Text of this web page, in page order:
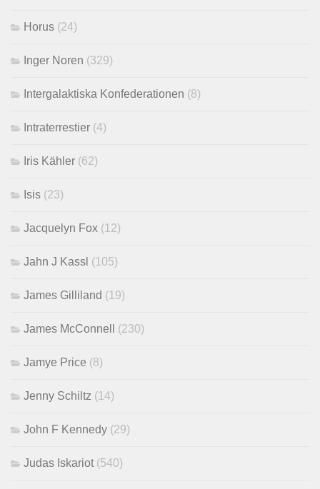
Horus (24)
Inger Noren (329)
Intergalaktiska Konfederationen (8)
Intraterrestier (4)
Iris Kähler (62)
Isis (23)
Jacquelyn Fox (12)
Jahn J Kassl (105)
James Gilliland (19)
James McConnell (230)
Jamye Price (8)
Jenny Schiltz (14)
John F Kennedy (29)
Judas Iskariot (540)